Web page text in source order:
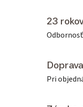
23
Pri